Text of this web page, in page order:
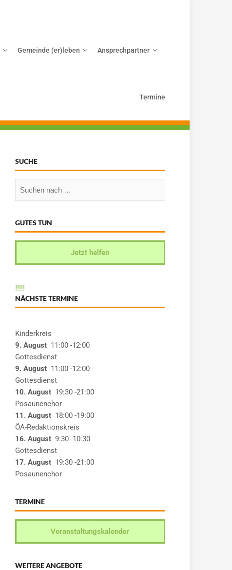
Gemeinde (er)leben Ansprechpartner
Termine
SUCHE
GUTES TUN
Jetzt helfen
!!!!!
NÄCHSTE TERMINE
Kinderkreis
9. August11:00 -12:00
Gottesdienst
9. August11:00 -12:00
Gottesdienst
10. August19:30 -21:00
Posaunenchor
11. August18:00 -19:00
ÖA-Redaktionskreis
16. August9:30 -10:30
Gottesdienst
17. August19:30 -21:00
Posaunenchor
TERMINE
Veranstaltungskalender
WEITERE ANGEBOTE